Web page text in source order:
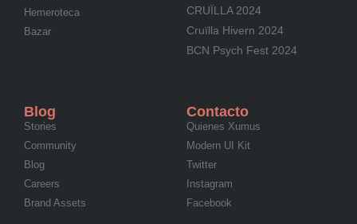
Hemeroteca
Bazar
CRUÏLLA 2024
Cruïlla Hivern 2024
BCN Psych Fest 2024
Blog
Stories
Community
Blog
Careers
Brand Assets
Contacto
Quienes Xumus
Modern UI Kit
Twitter
Instagram
Facebook